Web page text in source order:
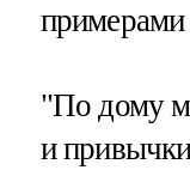
примерами
"По дому
и